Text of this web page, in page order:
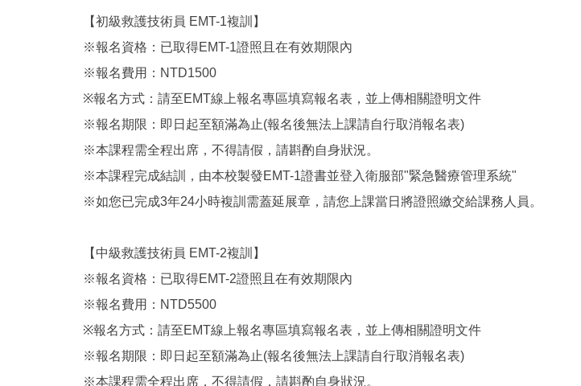
【初級救護技術員 EMT-1複訓】
※報名資格：已取得EMT-1證照且在有效期限內
※報名費用：NTD1500
※報名方式：請至EMT線上報名專區填寫報名表，並上傳相關證明文件
※報名期限：即日起至額滿為止(報名後無法上課請自行取消報名表)
※本課程需全程出席，不得請假，請斟酌自身狀況。
※本課程完成結訓，由本校製發EMT-1證書並登入衛服部"緊急醫療管理系統"
※如您已完成3年24小時複訓需蓋延展章，請您上課當日將證照繳交給課務人員。
【中級救護技術員 EMT-2複訓】
※報名資格：已取得EMT-2證照且在有效期限內
※報名費用：NTD5500
※報名方式：請至EMT線上報名專區填寫報名表，並上傳相關證明文件
※報名期限：即日起至額滿為止(報名後無法上課請自行取消報名表)
※本課程需全程出席，不得請假，請斟酌自身狀況。